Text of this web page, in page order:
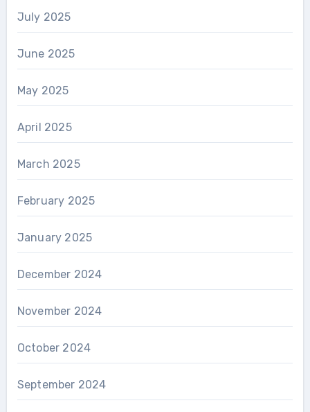
July 2025
June 2025
May 2025
April 2025
March 2025
February 2025
January 2025
December 2024
November 2024
October 2024
September 2024